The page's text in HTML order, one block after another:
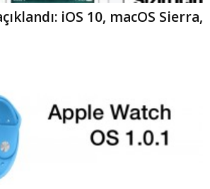
iOS 10, macOS Sierra,